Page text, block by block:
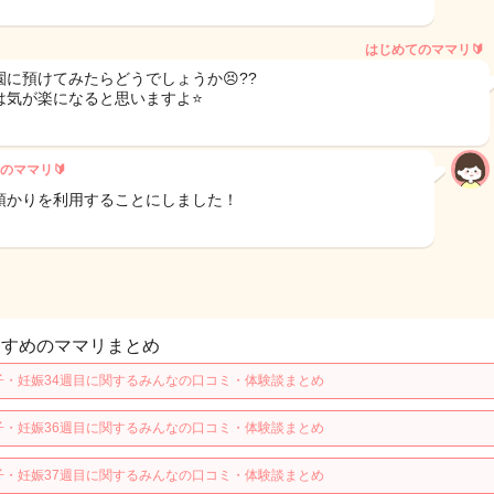
はじめてのママリ🔰
に預けてみたらどうでしょうか😣??
気が楽になると思いますよ⭐️
ママリ🔰
かりを利用することにしました！
めのママリまとめ
・妊娠34週目に関するみんなの口コミ・体験談まとめ
・妊娠36週目に関するみんなの口コミ・体験談まとめ
・妊娠37週目に関するみんなの口コミ・体験談まとめ